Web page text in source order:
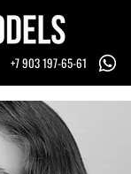
+7 903 197-65-61